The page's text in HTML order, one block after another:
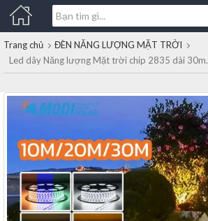
Trang chủ
ĐÈN NĂNG LƯỢNG MẶT TRỜI
Led dây Năng lượng Mặt trời chip 2835 dài